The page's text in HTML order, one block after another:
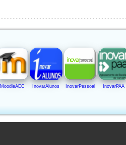
MoodleAEC InovarAlunos InovarPessoal InovarPAA